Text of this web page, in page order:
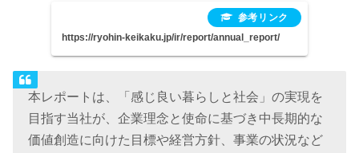
https://ryohin-keikaku.jp/ir/report/annual_report/
本レポートは、「感じ良い暮らしと社会」の実現を
目指す当社が、企業理念と使命に基づき中長期的な
価値創造に向けた目標や経営方針、事業の状況など